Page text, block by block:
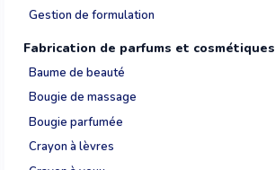
Gestion de formulation
Fabrication de parfums et cosmétiques
Baume de beauté
Bougie de massage
Bougie parfumée
Crayon à lèvres